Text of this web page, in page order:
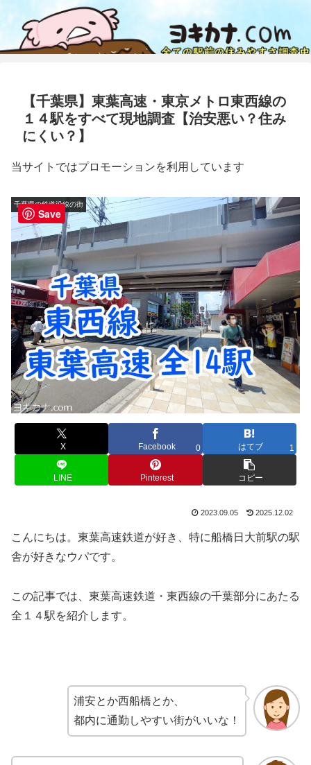
【千葉県】東葉高速・東京メトロ東西線の
１４駅をすべて現地調査【治安悪い？住み
にくい？】
当サイトではプロモーションを利用しています
千葉県の鉄道沿線の街
X Facebook 0 はてブ 1
LINE Pinterest コピー
2023.09.05 2025.12.02
こんにちは。東葉高速鉄道が好き、特に船橋日大前駅の駅
舎が好きなウパです。
この記事では、東葉高速鉄道・東西線の千葉部分にあたる
全１４駅を紹介します。
浦安とか西船橋とか、
都内に通勤しやすい街がいいな！
Save